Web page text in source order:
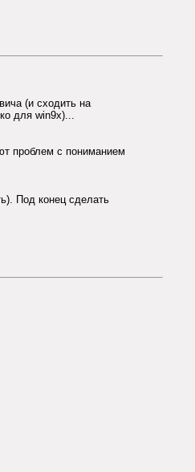
(и сходить на
для win9x)...
проблем с пониманием
Под конец сделать